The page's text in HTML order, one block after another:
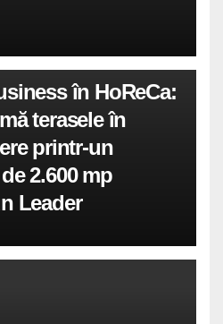
în HoReCa:
terasele în
printr-un
2.600 mp
Leader